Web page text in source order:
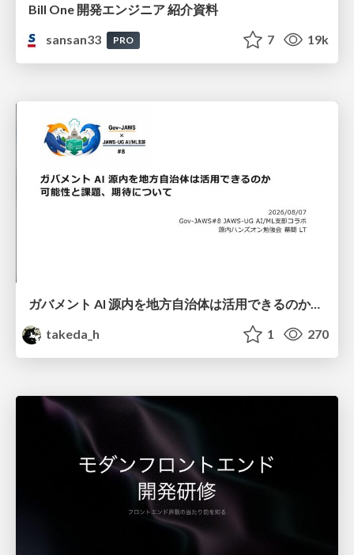
Bill One 開発エンジニア 紹介資料
sansan33
PRO 7 19k
ガバメント AI 源内を地方自治体は活用できるのか 可能性と課題、期待について
takeda_h
1 270